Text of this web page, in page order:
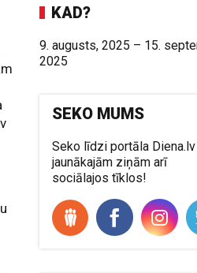
KAD?
9. augusts, 2025 – 15.
2025
SEKO MUMS
Seko līdzi portāla Diena.lv
jaunākajām ziņām arī
sociālajos tīklos!